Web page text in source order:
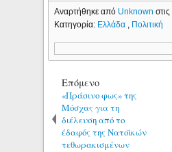
Αναρτήθηκε από Unknownστις
Κατηγορία: Ελλάδα , Πολιτική
Επόμενο
«Πράσινο φως» της
Μόσχας για τη
διέλευση από το
έδαφός της Νατοϊκών
τεθωρακισμένων